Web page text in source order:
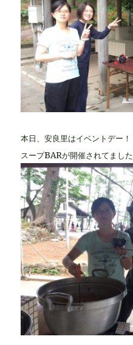
本日、安良里はイベントデー！
スープBARが開催されてました